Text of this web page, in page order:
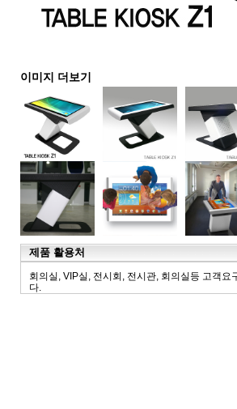
이미지 더보기
제품 활용처
회의실, VIP실, 전시회, 전시관, 회의실등 고객
다.